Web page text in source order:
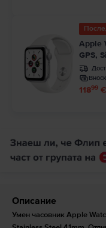
Apple
GPS,
11899
Описание
Умен часовник Apple